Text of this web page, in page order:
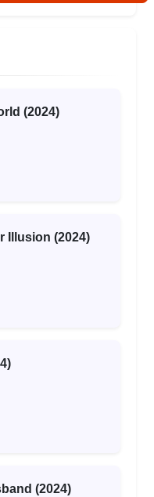
(2024)
Illusion (2024)
(2024)